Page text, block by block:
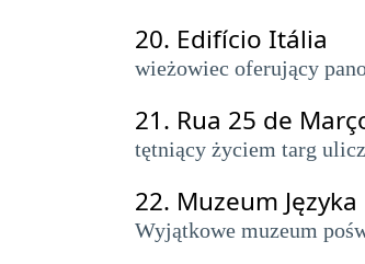
20. Edifício Itália
wieżowiec oferujący
21. Rua 25 de
tętniący życiem targ
22. Muzeum
Wyjątkowe muzeum